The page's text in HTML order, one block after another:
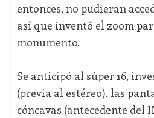
entonces, no pudieran
así que inventó el zoom
monumento.
Se anticipó al súper 16,
(previa al estéreo), las
cóncavas (antecedente del